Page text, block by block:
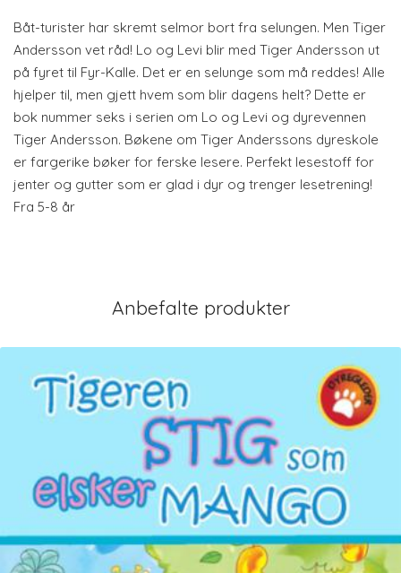
Båt-turister har skremt selmor bort fra selungen. Men Tiger
Andersson vet råd! Lo og Levi blir med Tiger Andersson ut
på fyret til Fyr-Kalle. Det er en selunge som må reddes! Alle
hjelper til, men gjett hvem som blir dagens helt? Dette er
bok nummer seks i serien om Lo og Levi og dyrevennen
Tiger Andersson. Bøkene om Tiger Anderssons dyreskole
er fargerike bøker for ferske lesere. Perfekt lesestoff for
jenter og gutter som er glad i dyr og trenger lesetrening!
Fra 5-8 år
Anbefalte produkter